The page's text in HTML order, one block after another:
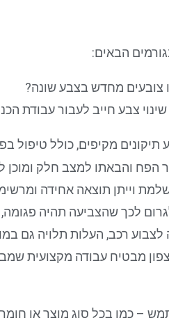
הבאים:
צובעים מחדש בצבע שונה?
צבע חייב לעבור עבודת
תיקונים מקיפים, כולל טיפול
הפח והבאתו למצב חלק
וייתן תוצאה אחידה
לכך שהצביעה תהיה
רכב, העלות תלויה גם
מבטיח עבודה מקצועית
– כמו בכל סוג מוצר או חומר,